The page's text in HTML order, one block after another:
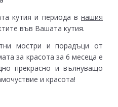
кутия и периода в нашия
във Вашата кутия.
мостри и порадъци от
за красота за 6 месеца е
прекрасно и вълнуващо
и красота!